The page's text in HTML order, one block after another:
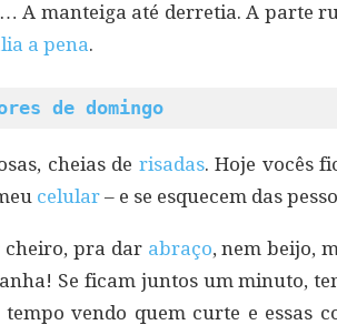
A manteiga até derretia. A parte
a pena.
de domingo
cheias de risadas. Hoje vocês
celular – e se esquecem das
cheiro, pra darabraço, nem beijo,
Se ficam juntos um minuto,
vendo quem curte e essas